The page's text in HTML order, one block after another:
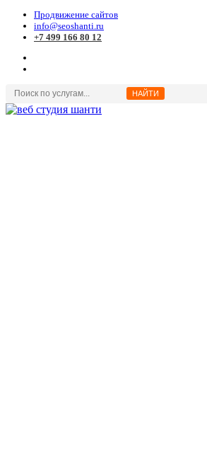
Продвижение сайтов
info@seoshanti.ru
+7 499 166 80 12